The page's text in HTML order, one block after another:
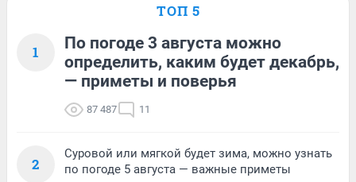
ТОП 5
1
По погоде 3 августа можно
определить, каким будет декабрь,
— приметы и поверья
87 487 11
2
Суровой или мягкой будет зима, можно узнать
по погоде 5 августа — важные приметы